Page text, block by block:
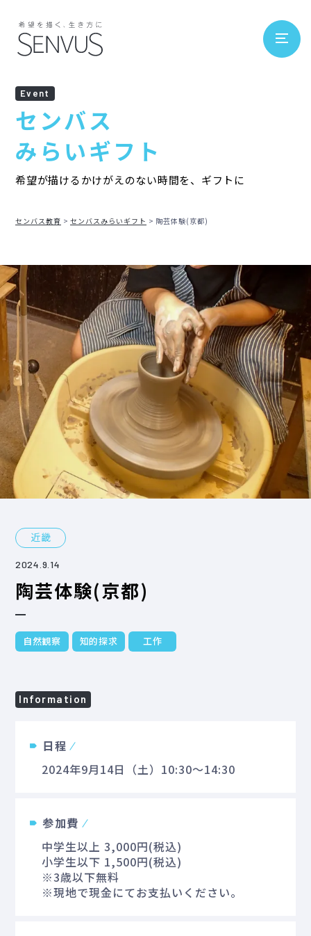
Event
センバス
みらいギフト
希望が描けるかけがえのない時間を、ギフトに
センバス教育 センバスみらいギフト 陶芸体験(京都)
近畿
2024.9.14
陶芸体験(京都)
自然観察 知的探求 工作
Information
日程
2024年9月14日（土）10:30～14:30
参加費
中学生以上 3,000円(税込)
小学生以下 1,500円(税込)
※3歳以下無料
※現地で現金にてお支払いください。